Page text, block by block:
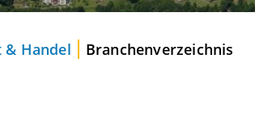
Handel Branchenverzeichnis